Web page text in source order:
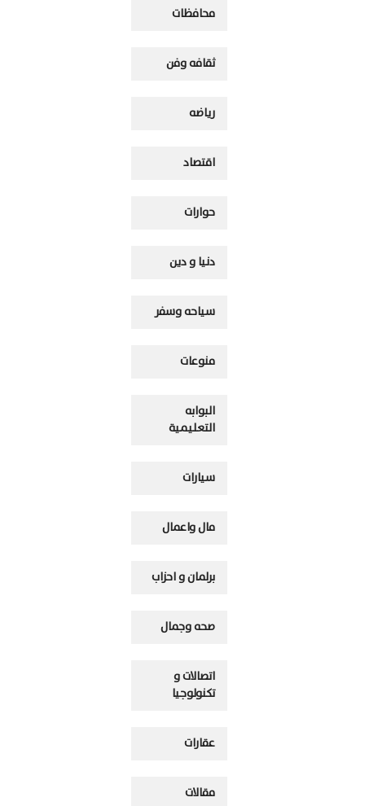
محافظات
ثقافه وفن
رياضه
اقتصاد
حوارات
دنيا و دين
سياحه وسفر
منوعات
البوابه
التعليمية
سيارات
مال واعمال
برلمان و احزاب
صحه وجمال
اتصالات و
تكنولوجيا
عقارات
مقالات